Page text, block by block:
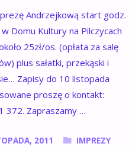
Andrzejkową start godz.
Domu Kultury na Pilczycach
25zł/os. (opłata za salę
plus sałatki, przekąski i
Zapisy do 10 listopada
proszę o kontakt:
372. Zapraszamy …
2011 IMPREZY